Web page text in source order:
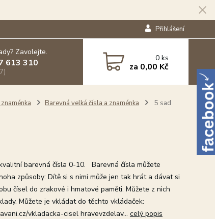
Přihlášení
Zavolejte.
613 310 0ks
za 0,00 Kč
Barevná velká čísla a znaménka
5 sad
barevná čísla 0-10. Barevná čísla můžete
způsoby: Dítě si s nimi může jen tak hrát a dávat si
čísel do zrakové i hmatové paměti. Můžete z nich
Můžete je vkládat do těchto vkládaček:
vkladacka-cisel hravevzdelav... celý popis